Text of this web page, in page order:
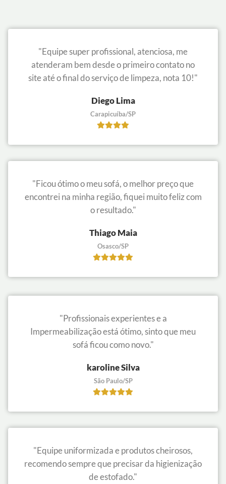
"Equipe super profissional, atenciosa, me
atenderam bem desde o primeiro contato no
site até o final do serviço de limpeza, nota 10!"
Diego Lima
Carapicuíba/SP
"Ficou ótimo o meu sofá, o melhor preço que
encontrei na minha região, fiquei muito feliz com
o resultado."
Thiago Maia
Osasco/SP
"Profissionais experientes e a
Impermeabilização está ótimo, sinto que meu
sofá ficou como novo."
karoline Silva
São Paulo/SP
"Equipe uniformizada e produtos cheirosos,
recomendo sempre que precisar da higienização
de estofado."